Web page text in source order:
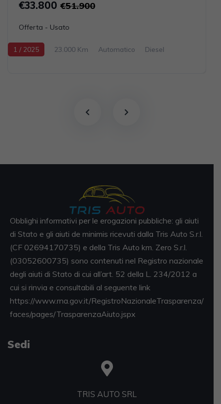
€33.800 €51.900
Offerta - Usato
1 / 2025 23.000 Km Automatico
Diesel
Obblighi informativi per le erogazioni pubbliche: gli aiuti
di Stato e gli aiuti de minimis ricevuti dalla Tris Auto S.r.l.
(CF 02694170735) e della Tris Auto km. Zero S.r.l.
(03052600735) sono contenuti nel Registro nazionale
degli aiuti di Stato di cui all’art. 52 della L. 234/2012 a
cui si rinvia e consultabili al seguente link
https://www.rna.gov.it/RegistroNazionaleTrasparenza/
faces/pages/TrasparenzaAiuto.jspx
Sedi
TRIS AUTO SRL